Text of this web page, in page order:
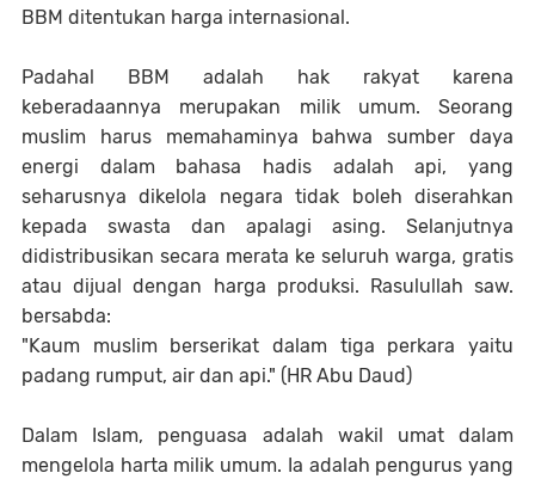
BBM ditentukan harga internasional.
Padahal BBM adalah hak rakyat karena
keberadaannya merupakan milik umum. Seorang
muslim harus memahaminya bahwa sumber daya
energi dalam bahasa hadis adalah api, yang
seharusnya dikelola negara tidak boleh diserahkan
kepada swasta dan apalagi asing. Selanjutnya
didistribusikan secara merata ke seluruh warga, gratis
atau dijual dengan harga produksi. Rasulullah saw.
bersabda:
"Kaum muslim berserikat dalam tiga perkara yaitu
padang rumput, air dan api." (HR Abu Daud)
Dalam Islam, penguasa adalah wakil umat dalam
mengelola harta milik umum. Ia adalah pengurus yang